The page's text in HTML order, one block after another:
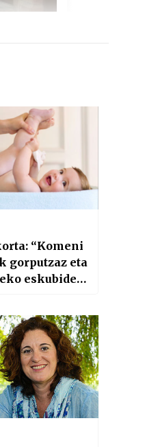
“Komeni
gorputzaz eta
eskubideaz